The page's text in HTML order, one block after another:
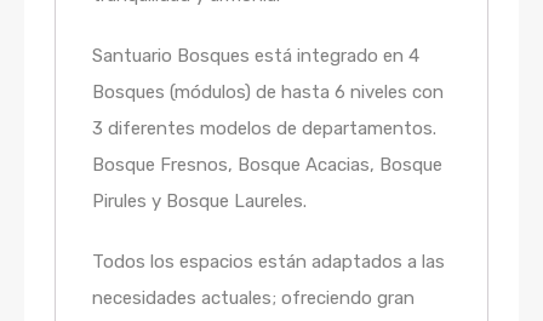
Santuario Bosques está integrado en 4
Bosques (módulos) de hasta 6 niveles con
3 diferentes modelos de departamentos.
Bosque Fresnos, Bosque Acacias, Bosque
Pirules y Bosque Laureles.
Todos los espacios están adaptados a las
necesidades actuales; ofreciendo gran